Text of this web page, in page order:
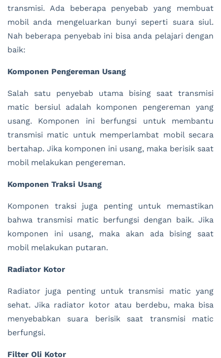
transmisi. Ada beberapa penyebab yang membuat
mobil anda mengeluarkan bunyi seperti suara siul.
Nah beberapa penyebab ini bisa anda pelajari dengan
baik:
Komponen Pengereman Usang
Salah satu penyebab utama bising saat transmisi
matic bersiul adalah komponen pengereman yang
usang. Komponen ini berfungsi untuk membantu
transmisi matic untuk memperlambat mobil secara
bertahap. Jika komponen ini usang, maka berisik saat
mobil melakukan pengereman.
Komponen Traksi Usang
Komponen traksi juga penting untuk memastikan
bahwa transmisi matic berfungsi dengan baik. Jika
komponen ini usang, maka akan ada bising saat
mobil melakukan putaran.
Radiator Kotor
Radiator juga penting untuk transmisi matic yang
sehat. Jika radiator kotor atau berdebu, maka bisa
menyebabkan suara berisik saat transmisi matic
berfungsi.
Filter Oli Kotor